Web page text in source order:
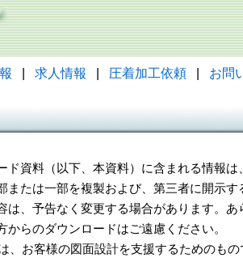
求人情報 圧着加工依頼 お問
ド資料（以下、本資料）に含まれる情報は
または一部を複製および、第三者に開示す
は、予告なく変更する場合があります。あ
からのダウンロードはご遠慮ください。
、お客様の図面設計を支援するためのもの